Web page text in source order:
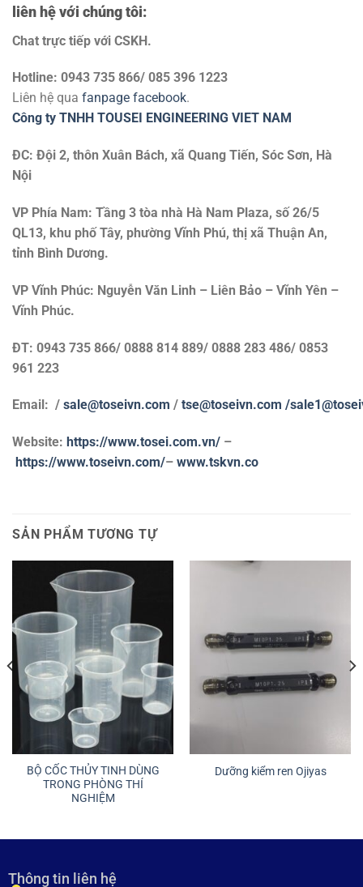
liên hệ với chúng tôi:
Chat trực tiếp với CSKH.
Hotline: 0943 735 866/ 085 396 1223
Liên hệ qua fanpage facebook.
Công ty TNHH TOUSEI ENGINEERING VIET NAM
ĐC: Đội 2, thôn Xuân Bách, xã Quang Tiến, Sóc Sơn, Hà
Nội
VP Phía Nam: Tầng 3 tòa nhà Hà Nam Plaza, số 26/5
QL13, khu phố Tây, phường Vĩnh Phú, thị xã Thuận An,
tỉnh Bình Dương.
VP Vĩnh Phúc: Nguyễn Văn Linh – Liên Bảo – Vĩnh Yên –
Vĩnh Phúc.
ĐT: 0943 735 866/ 0888 814 889/ 0888 283 486/ 0853
961 223
Email: / sale@toseivn.com / tse@toseivn.com /
Website: https://www.tosei.com.vn/ –
https://www.toseivn.com/– www.tskvn.co
SẢN PHẨM TƯƠNG TỰ
BỘ CỐC THỦY TINH DÙNG
TRONG PHÒNG THÍ
NGHIỆM
Dưỡng kiểm ren Ojiyas
Thông tin liên hệ